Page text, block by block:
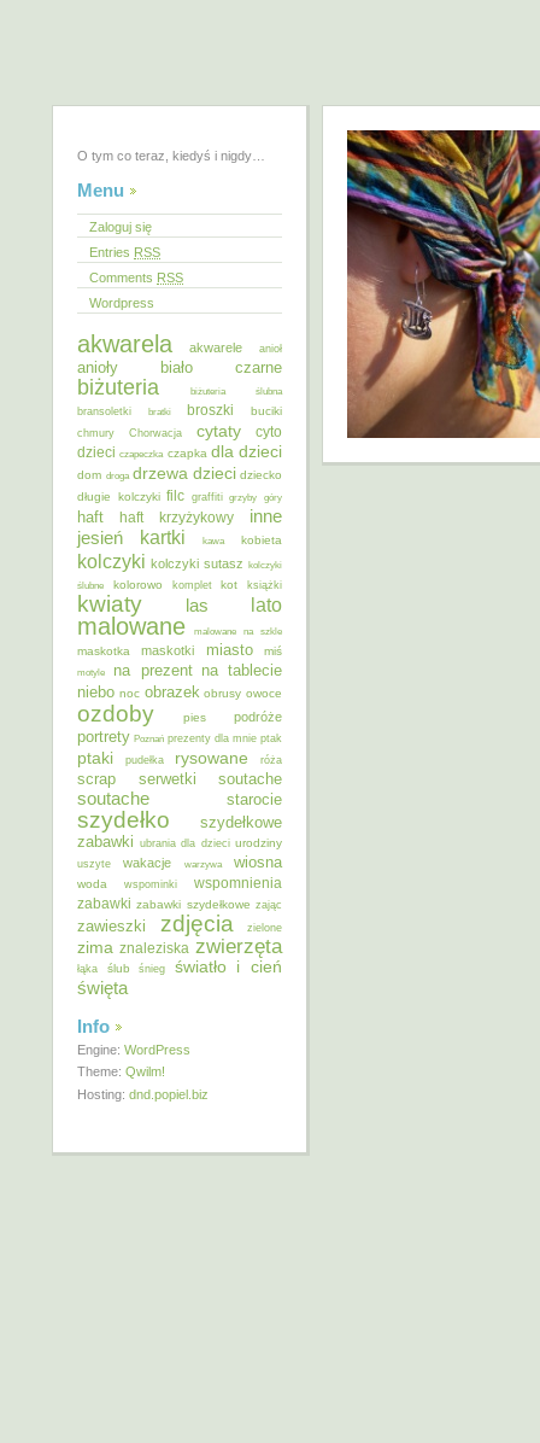
O tym co teraz, kiedyś i nigdy…
Menu
Zaloguj się
Entries RSS
Comments RSS
Wordpress
akwarela akwarele anioł
anioły biało czarne
biżuteria
biżuteria ślubna
bransoletki
bratki broszki buciki
chmury Chorwacja cytaty
cyto
dzieci czapeczka czapka dla dzieci
dom droga drzewa dzieci dziecko
długie kolczyki filc graffiti grzyby góry
haft haft krzyżykowy inne
jesień kartki kawa kobieta
kolczyki kolczyki sutasz kolczyki
ślubne
kolorowo komplet kot książki
kwiaty las lato
malowane malowane na szkle
maskotka maskotki miasto miś
motyle na prezent na tablecie
niebo noc obrazek obrusy owoce
ozdoby pies podróże
portrety Poznań prezenty dla mnie ptak
ptaki pudełka rysowane róża
scrap serwetki soutache
soutache starocie
szydełko
szydełkowe
zabawki ubrania dla dzieci urodziny
uszyte wakacje warzywa wiosna
woda wspominki
wspomnienia
zabawki zabawki szydełkowe zając
zawieszki zdjęcia zielone
zima znaleziska zwierzęta
łąka ślub śnieg światło i cień
święta
Info
Engine: WordPress
Theme: Qwilm!
Hosting: dnd.popiel.biz